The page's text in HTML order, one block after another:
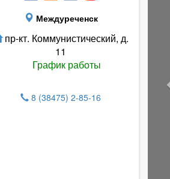
Междуреченск
пр-кт. Коммунистический, д.
11
График работы
8 (38475) 2-85-16